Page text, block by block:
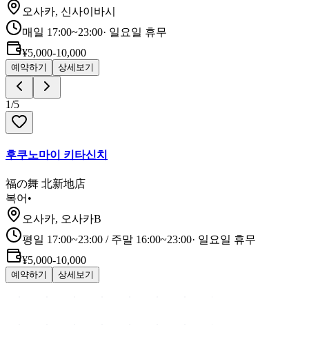
오사카, 신사이바시
매일 17:00~23:00· 일요일 휴무
¥5,000-10,000
예약하기 상세보기
1/5
후쿠노마이 키타신치
福の舞 北新地店
복어 •
오사카, 오사카B
평일 17:00~23:00 / 주말 16:00~23:00· 일요일 휴무
¥5,000-10,000
예약하기 상세보기